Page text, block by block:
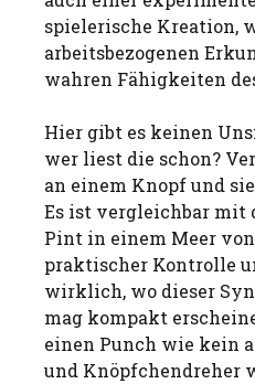
spielerische Kreation,
arbeitsbezogenen
wahren Fähigkeiten
Hier gibt es keinen
wer liest die schon?
an einem Knopf und
Es ist vergleichbar mit
Pint in einem Meer
praktischer Kontrolle
wirklich, wo dieser
mag kompakt
einen Punch wie kein
und Knöpfchendreher